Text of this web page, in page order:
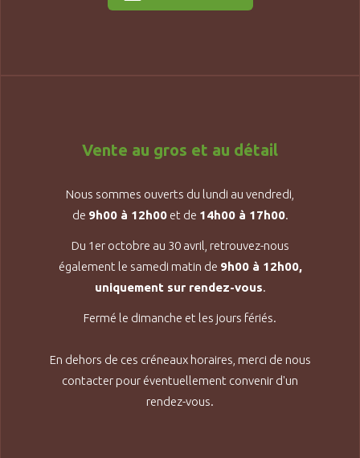
Vente au gros et au détail
Nous sommes ouverts du lundi au vendredi,
de 9h00 à 12h00et de 14h00 à 17h00.
Du 1er octobre au 30 avril, retrouvez-nous
également le samedi matin de 9h00 à 12h00,
uniquement sur rendez-vous.
Fermé le dimanche et les jours fériés.
En dehors de ces créneaux horaires, merci de nous
contacter pour éventuellement convenir d'un
rendez-vous.